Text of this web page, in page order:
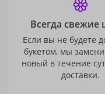
Всегда свежие
Если вы не будете
букетом, мы
новый в течение
доставки.